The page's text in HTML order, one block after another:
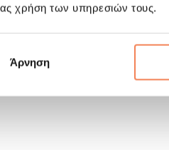
χρήση των υπηρεσιών τους.
Άρνηση